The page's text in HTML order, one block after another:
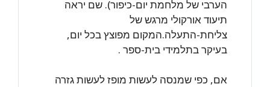
הערבי של מלחמת יום-כיפור). שם יראה
תיעוד אורקולי מרגש של
צליחת-התעלה.המקום מפוצץ בכל יום,
בעיקר בתלמידי בית-ספר .
אם, כפי שמנסה לעשות מופז לעשות גזרה